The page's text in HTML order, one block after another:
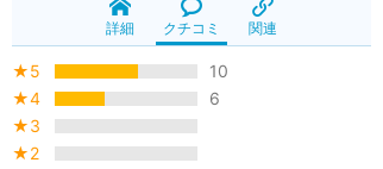
詳細 クチコミ 関連
★5
10
★4
6
★3
★2